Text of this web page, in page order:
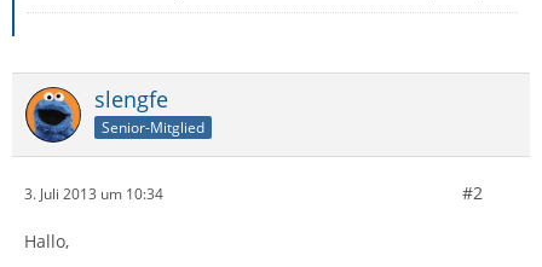
slengfe
Senior-Mitglied
3. Juli 2013 um 10:34 #2
Hallo,